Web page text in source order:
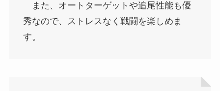
また、オートターゲットや追尾性能も優
秀なので、ストレスなく戦闘を楽しめま
す。